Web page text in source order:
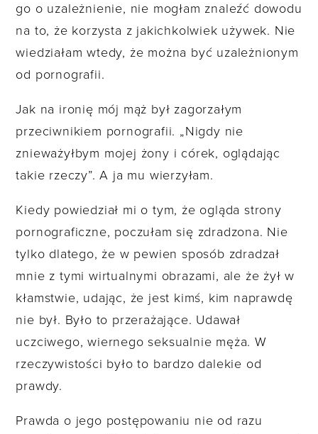
go o uzależnienie, nie mogłam znaleźć dowodu
na to, że korzysta z jakichkolwiek używek. Nie
wiedziałam wtedy, że można być uzależnionym
od pornografii.
Jak na ironię mój mąż był zagorzałym
przeciwnikiem pornografii. „Nigdy nie
znieważyłbym mojej żony i córek, oglądając
takie rzeczy”. A ja mu wierzyłam.
Kiedy powiedział mi o tym, że ogląda strony
pornograficzne, poczułam się zdradzona. Nie
tylko dlatego, że w pewien sposób zdradzał
mnie z tymi wirtualnymi obrazami, ale że żył w
kłamstwie, udając, że jest kimś, kim naprawdę
nie był. Było to przerażające. Udawał
uczciwego, wiernego seksualnie męża. W
rzeczywistości było to bardzo dalekie od
prawdy.
Prawda o jego postępowaniu nie od razu